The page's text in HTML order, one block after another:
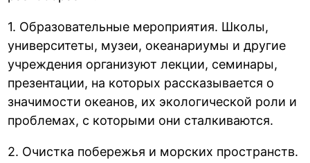
1. Образовательные мероприятия. Школы,
университеты, музеи, океанариумы и другие
учреждения организуют лекции, семинары,
презентации, на которых рассказывается о
значимости океанов, их экологической роли и
проблемах, с которыми они сталкиваются.
2. Очистка побережья и морских пространств.